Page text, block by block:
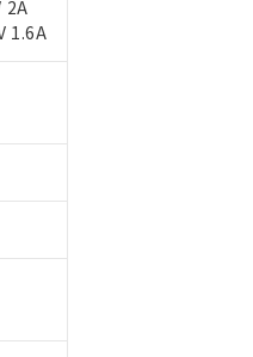
2A
1.6A
当社および当社の共同利用者
で利用することをご了承くだ
明するものではありません。
期間は出荷製品に未対応品が
ない限り、2022年1月12日よ
セル